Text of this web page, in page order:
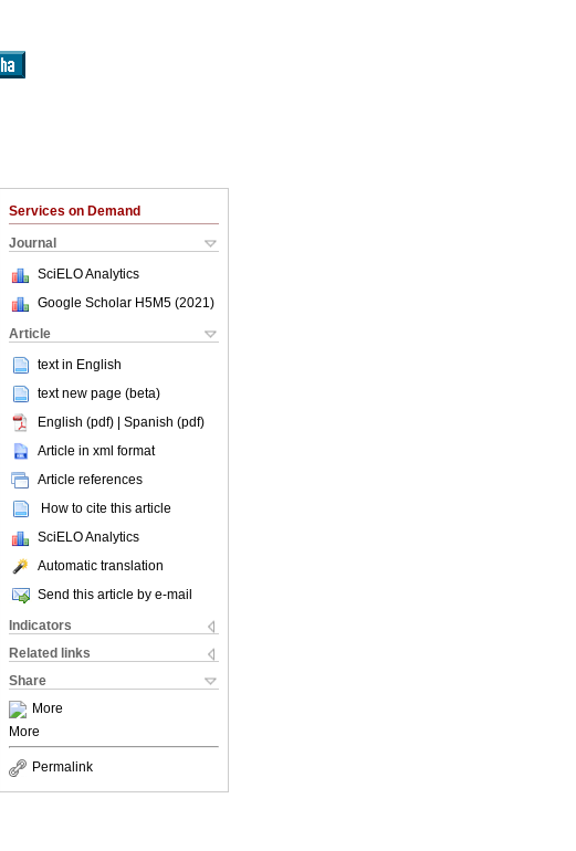
Services on Demand
Journal
SciELO Analytics
Google Scholar H5M5 (2021 )
Article
text in English
text new page (beta)
English (pdf) | Spanish (pdf)
Article in xml format
Article references
How to cite this article
SciELO Analytics
Automatic translation
Send this article by e-mail
Indicators
Related links
Share
More
More
Permalink